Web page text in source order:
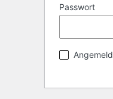
Passwort